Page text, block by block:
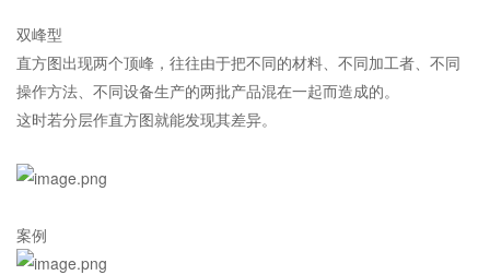
双峰型
直方图出现两个顶峰，往往由于把不同的材料、不同加工者、不同
操作方法、不同设备生产的两批产品混在一起而造成的。
这时若分层作直方图就能发现其差异。
案例